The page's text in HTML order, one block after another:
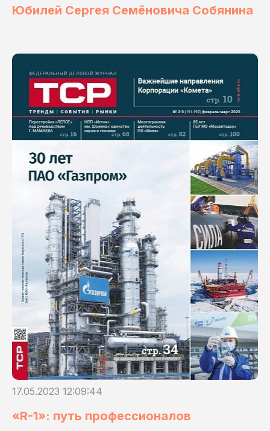
Юбилей Сергея Семёновича Собянина
17.05.2023 12:09:44
«R-1»: путь профессионалов